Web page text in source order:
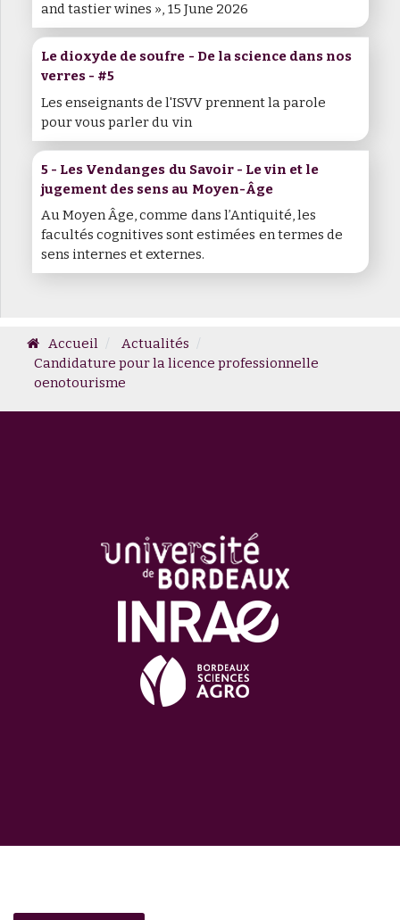
and tastier wines », 15 June 2026
Le dioxyde de soufre - De la science dans nos
verres - #5
Les enseignants de l'ISVV prennent la parole
pour vous parler du vin
5 - Les Vendanges du Savoir - Le vin et le
jugement des sens au Moyen-Âge
Au Moyen Âge, comme dans l’Antiquité, les
facultés cognitives sont estimées en termes de
sens internes et externes.
Accueil
Actualités
Candidature pour la licence professionnelle
oenotourisme